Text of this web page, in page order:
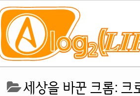
세상을 바꾼 크롬: 크